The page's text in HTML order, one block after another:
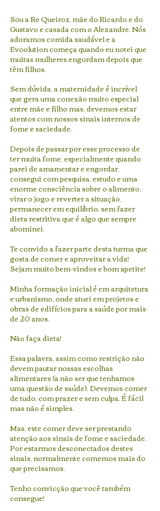
Sou a Re Queiroz, mãe do Ricardo e do
Gustavo e casada com o Alexandre. Nós
adoramos comida saudável e a
Evoolution começa quando eu notei que
muitas mulheres engordam depois que
têm filhos.
Sem dúvida, a maternidade é incrível
que gera uma conexão muito especial
entre mãe e filho mas, devemos estar
atentos com nossos sinais internos de
fome e saciedade.
Depois de passar por esse processo de
ter muita fome, especialmente quando
parei de amamentar e engordar,
consegui com pesquisa, estudo e uma
enorme consciência sobre o alimento,
virar o jogo e reverter a situação,
permanecer em equilíbrio, sem fazer
dieta restritiva que é algo que sempre
abominei.
Te convido a fazer parte desta turma que
gosta de comer e aproveitar a vida!
Sejam muito bem-vindos e bom apetite!
Minha formação inicial é em arquitetura
e urbanismo, onde atuei em projetos e
obras de edifícios para a saúde por mais
de 20 anos.
Não faça dieta!
Essa palavra, assim como restrição não
devem pautar nossas escolhas
alimentares (a não ser que tenhamos
uma questão de saúde). Devemos comer
de tudo, com prazer e sem culpa. É fácil
mas não é simples.
Mas, este comer deve ser prestando
atenção aos sinais de fome e saciedade.
Por estarmos desconectados destes
sinais, normalmente comemos mais do
que precisamos.
Tenho convicção que você também
consegue!